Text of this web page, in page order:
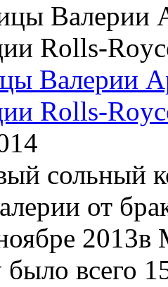
Валерии
Rolls-
сольный
от
всего